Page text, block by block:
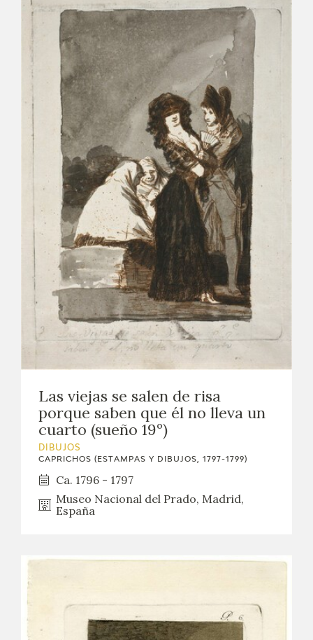
Las viejas se salen de risa
porque saben que él no lleva un
cuarto (sueño 19º)
DIBUJOS
CAPRICHOS (ESTAMPAS Y DIBUJOS, 1797-1799)
Ca. 1796 - 1797
Museo Nacional del Prado, Madrid,
España